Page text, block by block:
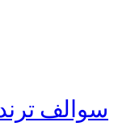
سوالف